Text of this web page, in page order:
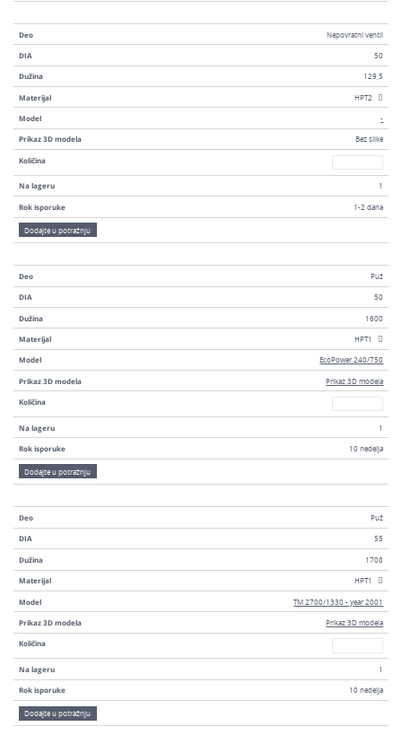
Deo Nepovratni ventil
DIA 50
Dužina 129,5
Materijal HPT2
Model -
Prikaz 3D modela Bez slike
Količina
Na lageru 1
Rok isporuke 1-2 dana
Dodajte u potražnju
Deo Puž
DIA 50
Dužina 1600
Materijal HPT1
Model EcoPower 240/750
Prikaz 3D modela Prikaz 3D modela
Količina
Na lageru 1
Rok isporuke 10 nedelja
Dodajte u potražnju
Deo Puž
DIA 55
Dužina 1708
Materijal HPT1
Model TM 2700/1330 - year 2001
Prikaz 3D modela Prikaz 3D modela
Količina
Na lageru 1
Rok isporuke 10 nedelja
Dodajte u potražnju